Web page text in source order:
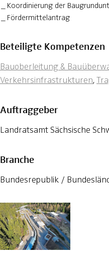
Koordinierung der
Fördermittelantrag
Beteiligte Kompetenzen
Bauoberleitung &
Verkehrsinfrastrukturen,
Auftraggeber
Landratsamt Sächsische
Branche
Bundesrepublik /